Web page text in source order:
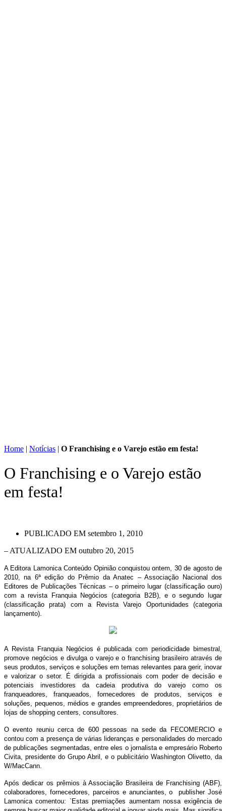
Home | Notícias | O Franchising e o Varejo estão em festa!
O Franchising e o Varejo estão
em festa!
PUBLICADO EM setembro 1, 2010
– ATUALIZADO EM outubro 20, 2015
A Editora Lamonica Conteúdo Opinião conquistou ontem, 30 de agosto de
2010, na 6ª edição do Prêmio da Anatec – Associação Nacional dos
Editores de Publicações Técnicas – o primeiro lugar (classificação ouro)
com a revista Franquia Negócios (categoria B2B), e o segundo lugar
(classificação prata) com a Revista Varejo Oportunidades (categoria
lançamento).
A Revista Franquia Negócios é publicada com periodicidade bimestral,
promove negócios e divulga o varejo e o franchising brasileiro através de
seus produtos, serviços e soluções em temas relevantes para gerir, inovar
e valorizar o setor. É dirigida a profissionais com poder de decisão e
potenciais investidores da cadeia produtiva do varejo como os
franqueadores, franqueados, fornecedores de produtos, serviços e
soluções, pequenos, médios e grandes empreendedores, proprietários de
lojas de shopping centers, consultores.
O evento reuniu cerca de 600 pessoas na sede da FECOMERCIO e
contou com a presença de várias lideranças e personalidades do mercado
de publicações segmentadas, entre eles o jornalista e empresário Roberto
Civita, presidente do Grupo Abril, e o publicitário Washington Olivetto, da
W/MacCann.
Após dedicar os prêmios à Associação Brasileira de Franchising (ABF),
colaboradores, fornecedores, parceiros e anunciantes, o publisher José
Lamonica comentou: `Estas premiações aumentam nossa exigência de